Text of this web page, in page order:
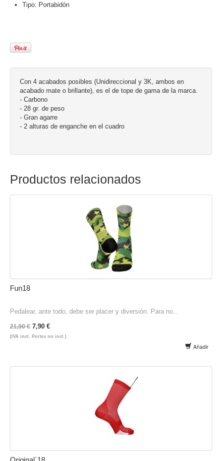
Tipo: Portabidón
Con 4 acabados posibles (Unidireccional y 3K, ambos en
acabado mate o brillante), es el de tope de gama de la marca.
- Carbono
- 28 gr. de peso
- Gran agarre
- 2 alturas de enganche en el cuadro
Productos relacionados
Fun18
Pedalear, ante todo, debe ser placer y diversión. Para no...
21,90 € 7,90 €
(IVA incl. Portes no incl.)
Añadir